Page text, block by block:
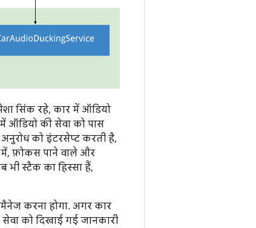
सिंक रहे, कार में ऑडियो
ऑडियो की सेवा को पास
को इंटरसेप्ट करती है,
में, फ़ोकस पाने वाले और
स्टैक का हिस्सा हैं,
मैनेज करना होगा. अगर कार
को दिखाई गई जानकारी